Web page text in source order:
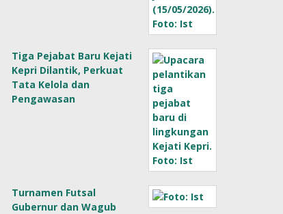
Tiga Pejabat Baru Kejati
Kepri Dilantik, Perkuat
Tata Kelola dan
Pengawasan
Turnamen Futsal
Gubernur dan Wagub